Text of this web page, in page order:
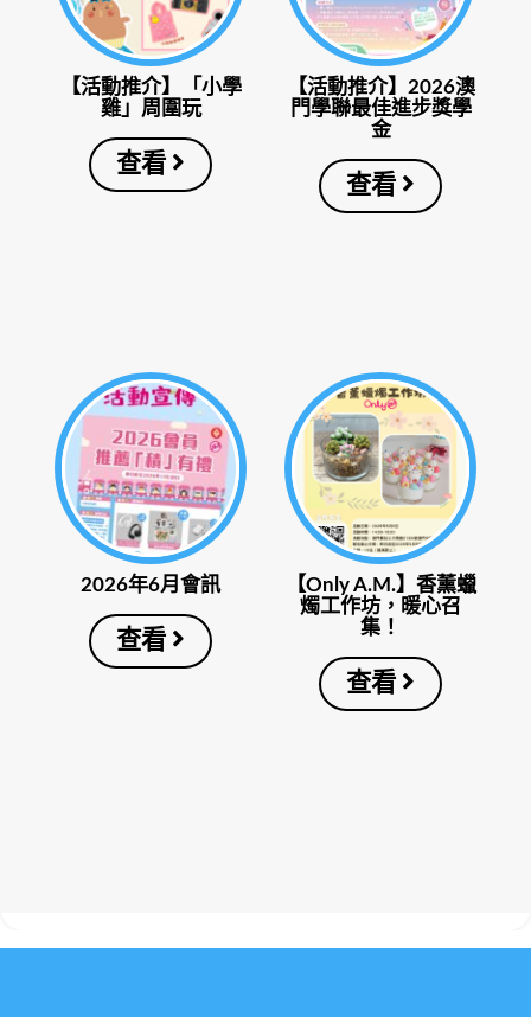
【活動推介】「小學
雞」周圍玩
查看
【活動推介】2026澳
門學聯最佳進步獎學
金
查看
2026年6月會訊
查看
【Only A.M.】香薰蠟
燭工作坊，暖心召
集！
查看